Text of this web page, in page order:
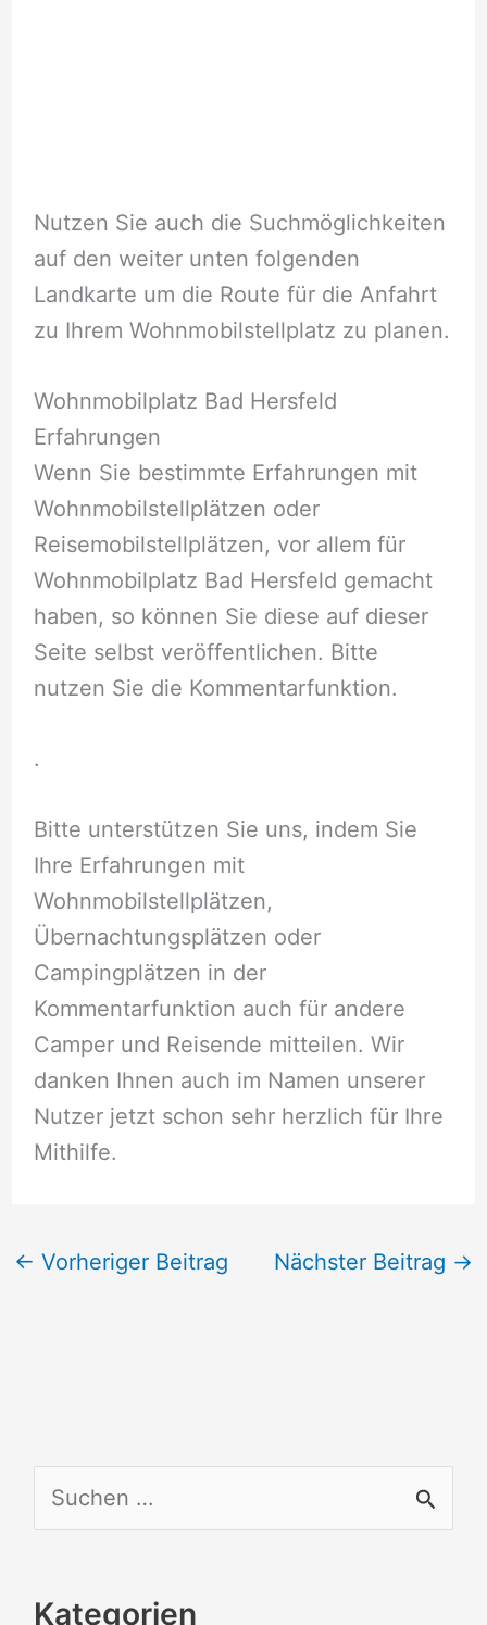
Nutzen Sie auch die Suchmöglichkeiten
auf den weiter unten folgenden
Landkarte um die Route für die Anfahrt
zu Ihrem Wohnmobilstellplatz zu planen.
Wohnmobilplatz Bad Hersfeld
Erfahrungen
Wenn Sie bestimmte Erfahrungen mit
Wohnmobilstellplätzen oder
Reisemobilstellplätzen, vor allem für
Wohnmobilplatz Bad Hersfeld gemacht
haben, so können Sie diese auf dieser
Seite selbst veröffentlichen. Bitte
nutzen Sie die Kommentarfunktion.
.
Bitte unterstützen Sie uns, indem Sie
Ihre Erfahrungen mit
Wohnmobilstellplätzen,
Übernachtungsplätzen oder
Campingplätzen in der
Kommentarfunktion auch für andere
Camper und Reisende mitteilen. Wir
danken Ihnen auch im Namen unserer
Nutzer jetzt schon sehr herzlich für Ihre
Mithilfe.
← Vorheriger Beitrag Nächster Beitrag →
u
h
Kategorien